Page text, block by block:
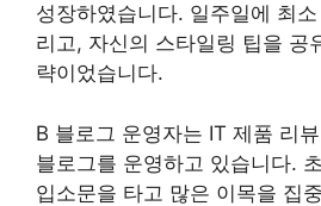
성장하였습니다. 일주일에 최
리고, 자신의 스타일링 팁을 공
략이었습니다.
B 블로그 운영자는 IT 제품 리
블로그를 운영하고 있습니다.
입소문을 타고 많은 이목을 집